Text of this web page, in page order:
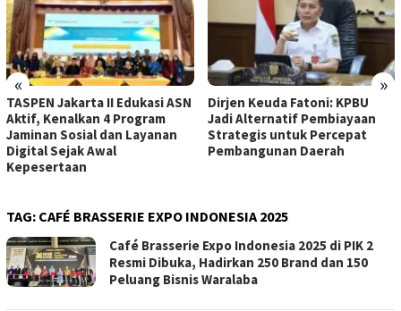
« »
TASPEN Jakarta II Edukasi ASN
Aktif, Kenalkan 4 Program
Jaminan Sosial dan Layanan
Digital Sejak Awal
Kepesertaan
Dirjen Keuda Fatoni: KPBU
Jadi Alternatif Pembiayaan
Strategis untuk Percepat
Pembangunan Daerah
TAG: CAFÉ BRASSERIE EXPO INDONESIA 2025
Café Brasserie Expo Indonesia 2025 di PIK 2
Resmi Dibuka, Hadirkan 250 Brand dan 150
Peluang Bisnis Waralaba